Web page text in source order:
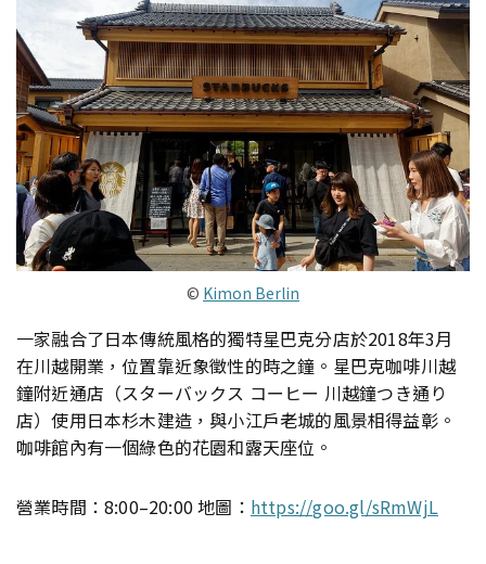
©︎ Kimon Berlin
一家融合了日本傳統風格的獨特星巴克分店於2018年3月
在川越開業，位置靠近象徵性的時之鐘。星巴克咖啡川越
鐘附近通店（スターバックス コーヒー 川越鐘つき通り
店）使用日本杉木建造，與小江戶老城的風景相得益彰。
咖啡館內有一個綠色的花園和露天座位。
營業時間：8:00–20:00 地圖： https://goo.gl/sRmWjL